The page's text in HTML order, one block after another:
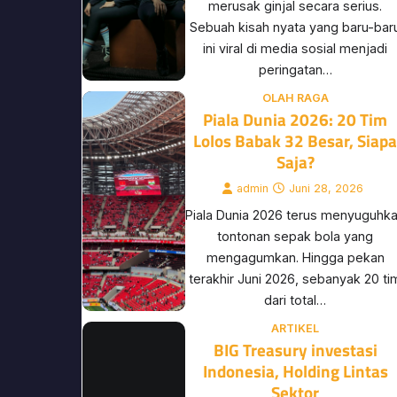
merusak ginjal secara serius.
Sebuah kisah nyata yang baru-
ini viral di media sosial menjadi
peringatan…
OLAH RAGA
Piala Dunia 2026: 20 Tim
Lolos Babak 32 Besar, Siapa
Saja?
admin Juni 28, 2026
Piala Dunia 2026 terus
tontonan sepak bola yang
mengagumkan. Hingga pekan
terakhir Juni 2026, sebanyak 20
dari total…
ARTIKEL
BIG Treasury investasi
Indonesia, Holding Lintas